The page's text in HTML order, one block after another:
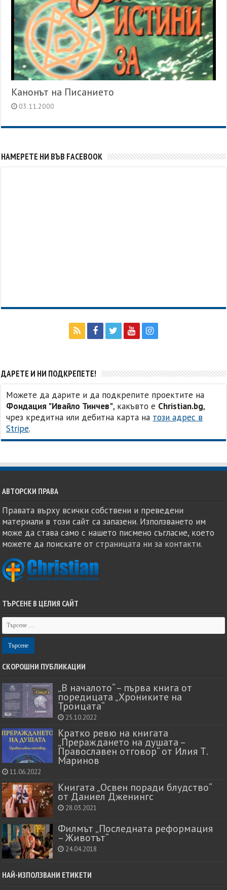
Канонът на Писанието
03.11.2000
НАМЕРЕТЕ НИ ВЪВ FACEBOOK
ДАРЕТЕ И НИ ПОДКРЕПЕТЕ!
Можете да дарите и да подкрепите проектите на
Фондация "Ивайло Тинчев", какъвто е Christian.bg,
чрез кредитна или дебитна карта на този адрес в
Stripe.
АВТОРСКИ ПРАВА
Правата върху всички собствени и преведени
материали в този сайт са запазени. Използването им
може да става само с нашето писмено съгласие, което
можете да поискате отстраницата ни за контакти.
ТЪРСЕНЕ В ЦЕЛИЯ САЙТ
СКОРОШНИ ПУБЛИКАЦИИ
„В началото“ – първа книга от
поредицата „Хрониките на
Троицата“
25.10.2022
Кратко ревю на книгата
„Прераждането на душата –
Православен отговор“ от Илия Т.
Маринов
11.06.2022
Книгата „Освен поради блудство“
от Даниел Дженингс
28.03.2021
Филмът „Последната реформация
– Животът“
24.04.2018
НАЙ-ИЗПОЛЗВАНИ ЕТИКЕТИ